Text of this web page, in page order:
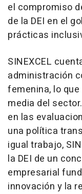
el compromiso
de la DEI en el
prácticas
SINEXCEL
administración
femenina, lo
media del
en las
una política
igual trabajo,
la DEI de un
empresarial
innovación y la